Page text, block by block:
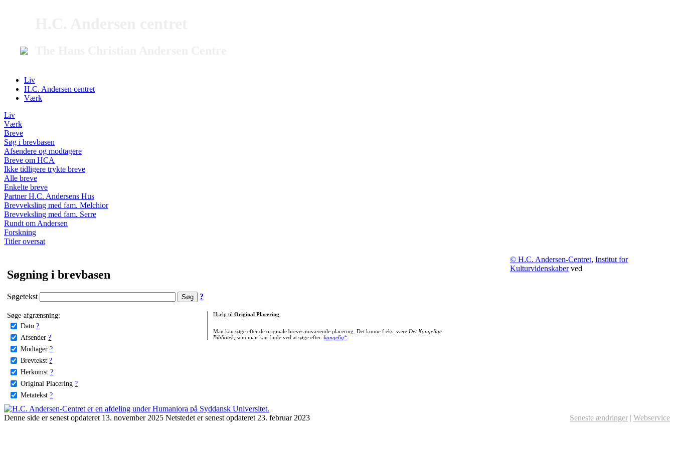
Liv
H.C. Andersen centret
Værk
Liv
Værk
Breve
Søg i brevbasen
Afsendere og modtagere
Breve om HCA
Ikke tidligere trykte breve
Alle breve
Enkelte breve
Partner H.C. Andersens Hus
Brevveksling med fam. Melchior
Brevveksling med fam. Serre
Rundt om Andersen
Forskning
Titler oversat
Søgning i brevbasen
Søgetekst ?
Søge-afgrænsning:
Dato ?
Afsender ?
Modtager ?
Brevtekst ?
Herkomst ?
Original Placering ?
Metatekst ?
Hjælp til Original Placering:
Man kan søge efter de originale breves nuværende placering. Det kunne f.eks. være Det Kongelige
Bibliotek, som man kan finde ved at søge efter: kongelig*.
© H.C. Andersen-Centret, Institut for
Kulturvidenskaberved
Denne side er senest opdateret 13. november 2025 Netstedet er senest opdateret 23. februar 2023 Seneste ændringer | Webservice